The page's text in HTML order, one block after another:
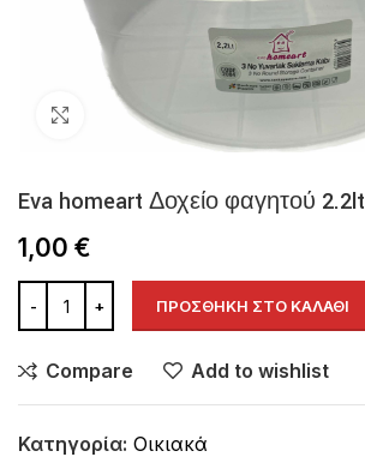
Click to enlarge
Eva homeart Δοχείο φαγητού 2.2lt
1,00 €
ΠΡΟΣΘΉΚΗ ΣΤΟ ΚΑΛΆΘΙ
Compare Add to wishlist
Κατηγορία: Οικιακά